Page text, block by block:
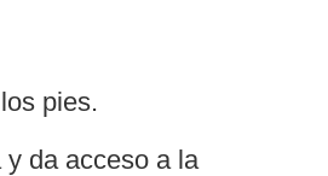
pies.
da acceso a la